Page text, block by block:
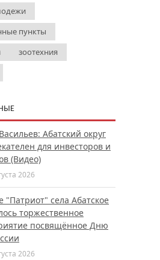
пункты
зоотехния
Абатский округ
для инвесторов и
(Видео)
2026
"Патриот" села Абатское
торжественное
посвящённое Дню
2026